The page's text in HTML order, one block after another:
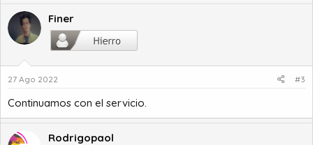
Finer
27 Ago 2022 #3
Continuamos con el servicio.
Rodrigopaol